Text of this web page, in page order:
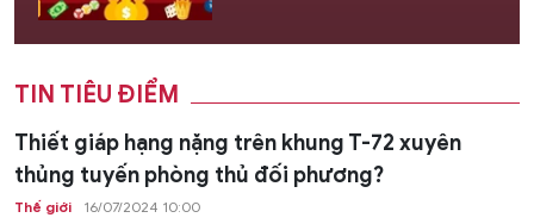
TIN TIÊU ĐIỂM
Thiết giáp hạng nặng trên khung T-72 xuyên
thủng tuyến phòng thủ đối phương?
Thế giới 16/07/2024 10:00